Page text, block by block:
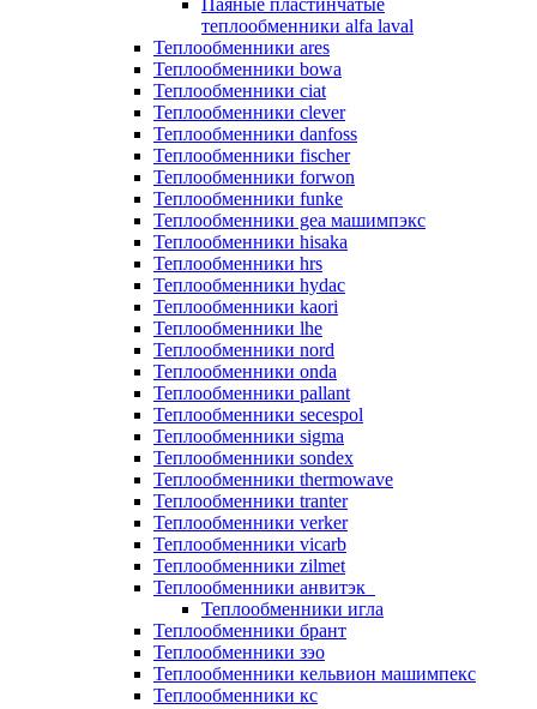
Паяные пластинчатые
теплообменники alfa laval
Теплообменники ares
Теплообменники bowa
Теплообменники ciat
Теплообменники clever
Теплообменники danfoss
Теплообменники fischer
Теплообменники forwon
Теплообменники funke
Теплообменники gea машимпэкс
Теплообменники hisaka
Теплообменники hrs
Теплообменники hydac
Теплообменники kaori
Теплообменники lhe
Теплообменники nord
Теплообменники onda
Теплообменники pallant
Теплообменники secespol
Теплообменники sigma
Теплообменники sondex
Теплообменники thermowave
Теплообменники tranter
Теплообменники verker
Теплообменники vicarb
Теплообменники zilmet
Теплообменники анвитэк
Теплообменники игла
Теплообменники брант
Теплообменники зэо
Теплообменники кельвион машимпекс
Теплообменники кс